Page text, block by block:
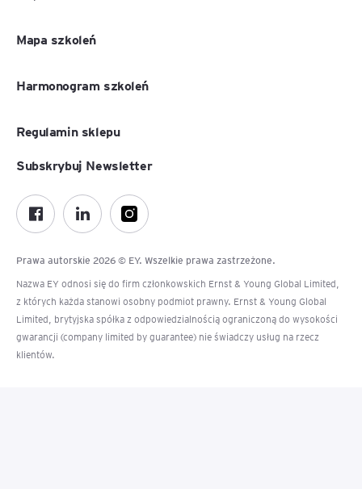
Mapa szkoleń
Harmonogram szkoleń
Regulamin sklepu
Prawa autorskie 2026 © EY. Wszelkie prawa zastrzeżone.
Nazwa EY odnosi się do firm członkowskich Ernst & Young Global Limited,
z których każda stanowi osobny podmiot prawny. Ernst & Young Global
Limited, brytyjska spółka z odpowiedzialnością ograniczoną do wysokości
gwarancji (company limited by guarantee) nie świadczy usług na rzecz
klientów.
Subskrybuj Newsletter